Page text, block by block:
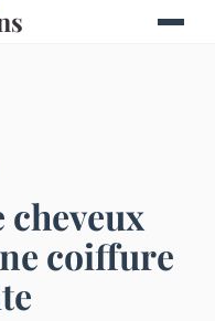
coiffure